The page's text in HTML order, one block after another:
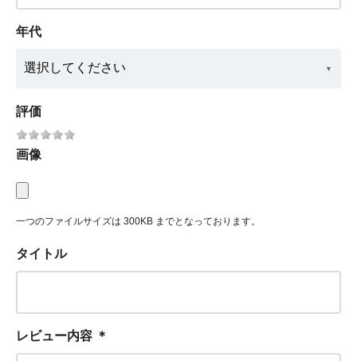
年代
評価
画像
一つのファイルサイズは 300KB までとなっております。
タイトル
レビュー内容 ＊